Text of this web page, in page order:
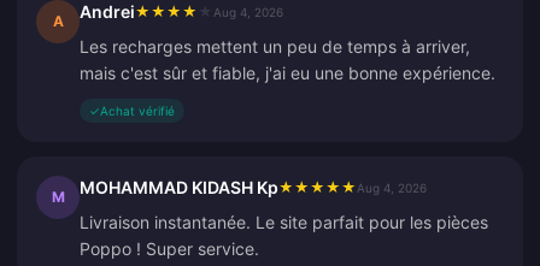
A Andrei★ ★ ★ ★ Aug 4, 2026
Les recharges mettent un peu de temps à arriver,
mais c'est sûr et fiable, j'ai eu une bonne expérience.
✓Achat vérifié
M MOHAMMAD KIDASH Kp★ ★ ★ ★ ★ Aug 4, 2026
Livraison instantanée. Le site parfait pour les pièces
Poppo ! Super service.